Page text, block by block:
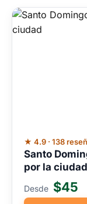
★ 4.9 · 138
Santo
por la ciudad
Desde $45